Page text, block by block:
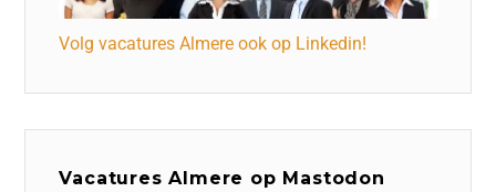
Volg vacatures Almere ook op Linkedin!
Vacatures Almere op Mastodon